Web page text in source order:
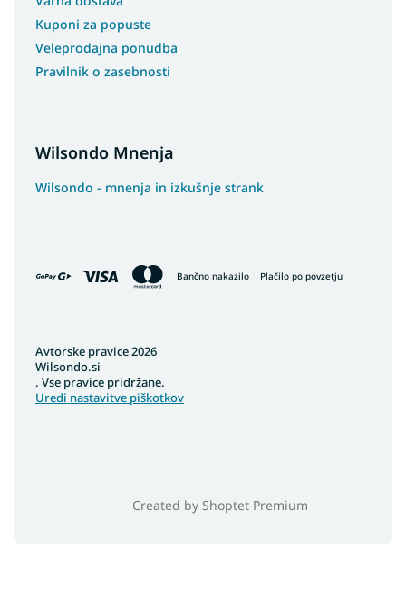
Kuponi za popuste
Veleprodajna ponudba
Pravilnik o zasebnosti
Wilsondo Mnenja
Wilsondo - mnenja in izkušnje strank
Bančno nakazilo Plačilo po povzetju
Created by Shoptet Premium
Avtorske pravice 2026
Wilsondo.si
. Vse pravice pridržane.
Uredi nastavitve piškotkov